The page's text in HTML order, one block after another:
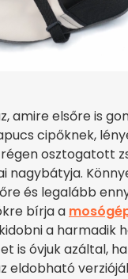
amire elsőre is
cipőknek,
osztogatott
nagybátyja.
és legalább
bírja a
a harmadik
is óvjuk azáltal,
eldobható